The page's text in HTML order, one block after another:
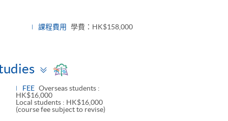
課程費用 學費：HK$158,000
Toggle
panel
FEE Overseas students :
HK$16,000
Local students : HK$16,000
(course fee subject to revise)